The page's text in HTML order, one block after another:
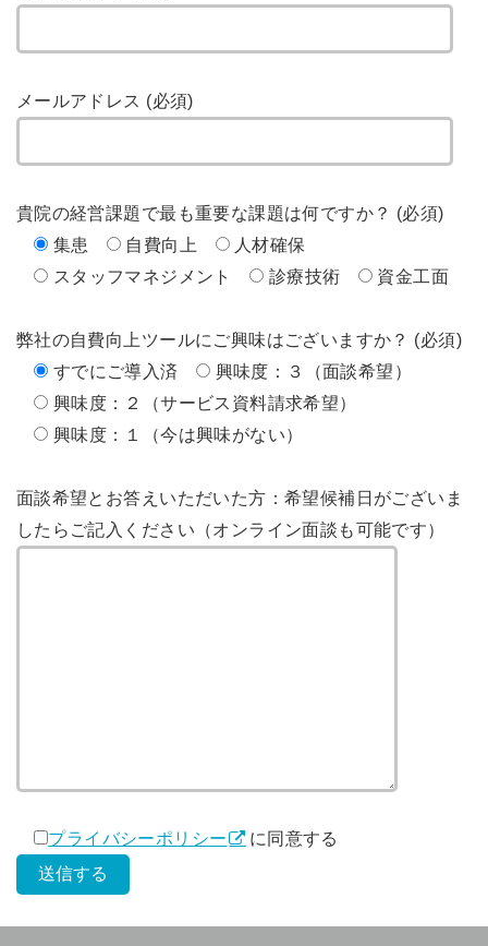
メールアドレス (必須)
貴院の経営課題で最も重要な課題は何ですか？ (必須)
集患
自費向上
人材確保
スタッフマネジメント
診療技術 資金工面
弊社の自費向上ツールにご興味はございますか？ (必須)
すでにご導入済
興味度：３（面談希望）
興味度：２（サービス資料請求希望）
興味度：１（今は興味がない）
面談希望とお答えいただいた方：希望候補日がございま
したらご記入ください（オンライン面談も可能です）
プライバシーポリシー に同意する